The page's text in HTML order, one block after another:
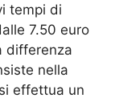
tempi di
7.50 euro
differenza
nella
effettua un